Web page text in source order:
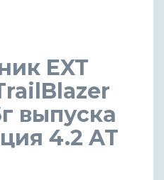
EXT
выпуска
4.2 AT